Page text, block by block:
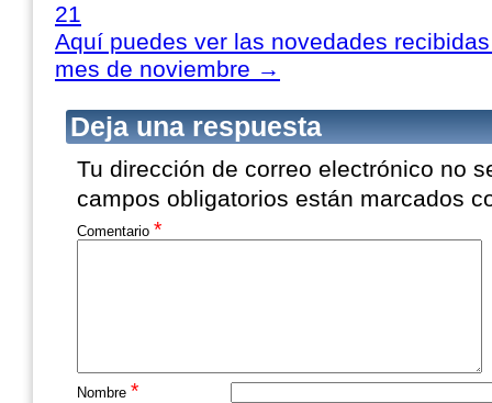
21
Aquí puedes ver las novedades
mes de noviembre →
Deja una respuesta
Tu dirección de correo electrónico no
campos obligatorios están marcados
Comentario *
Nombre *